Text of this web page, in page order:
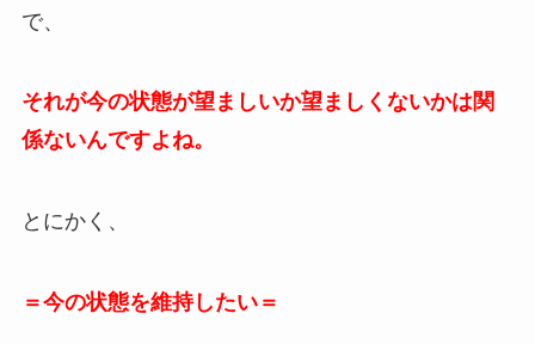
で、
それが今の状態が望ましいか望ましくないかは関
係ないんですよね。
とにかく、
＝今の状態を維持したい＝